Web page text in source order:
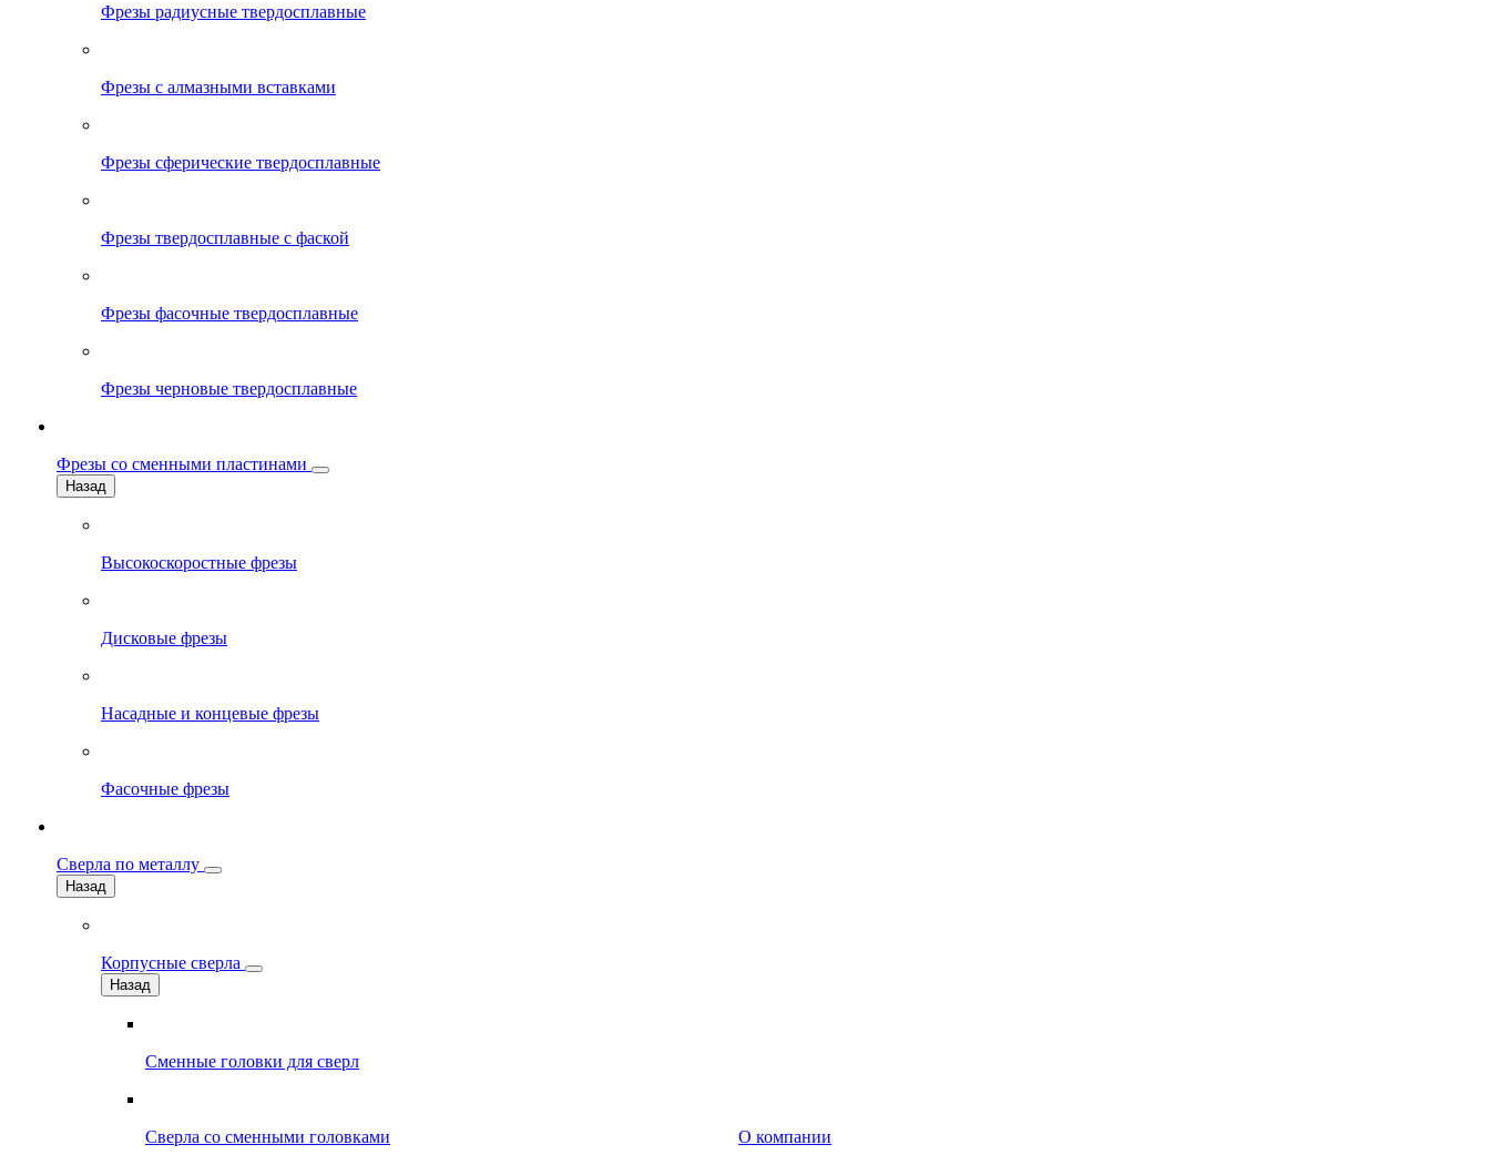
Фрезы радиусные твердосплавные
Фрезы с алмазными вставками
Фрезы сферические твердосплавные
Фрезы твердосплавные с фаской
Фрезы фасочные твердосплавные
Фрезы черновые твердосплавные
Фрезы со сменными пластинами
Назад
Высокоскоростные фрезы
Дисковые фрезы
Насадные и концевые фрезы
Фасочные фрезы
Сверла по металлу
Назад
Корпусные сверла
Назад
Сменные головки для сверл
Сверла со сменными головками
О компании